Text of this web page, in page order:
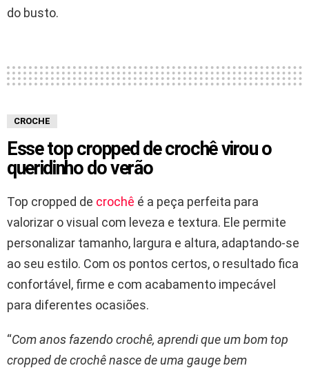
do busto.
CROCHE
Esse top cropped de crochê virou o
queridinho do verão
Top cropped de crochê é a peça perfeita para
valorizar o visual com leveza e textura. Ele permite
personalizar tamanho, largura e altura, adaptando-se
ao seu estilo. Com os pontos certos, o resultado fica
confortável, firme e com acabamento impecável
para diferentes ocasiões.
“Com anos fazendo crochê, aprendi que um bom top
cropped de crochê nasce de uma gauge bem